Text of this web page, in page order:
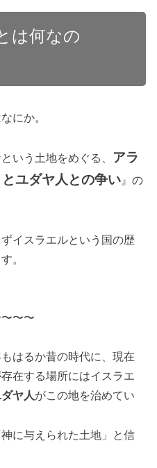
は何なの
にか。
いう土地をめぐる、 アラ
ユダヤ人との争い』の
イスラエルという国の歴
。
〜〜
はるか昔の時代に、現在
在する場所にはイスラエ
ヤ人がこの地を治めてい
に与えられた土地」と信